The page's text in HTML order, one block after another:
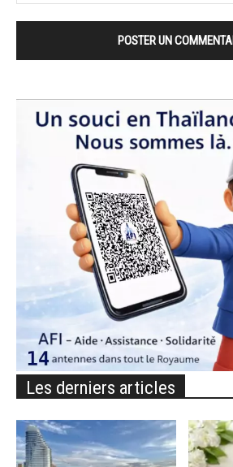
Les derniers articles